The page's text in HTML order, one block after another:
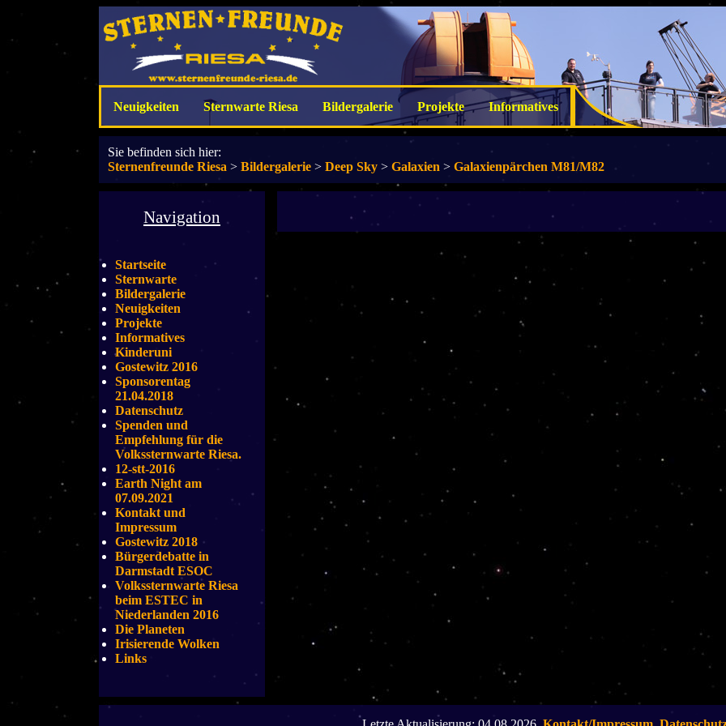
Neuigkeiten Sternwarte Riesa Bildergalerie Projekte Informatives
Sie befinden sich hier:
Sternenfreunde Riesa > Bildergalerie > Deep Sky > Galaxien > Galaxienpärchen M81/M82
Navigation
Startseite
Sternwarte
Bildergalerie
Neuigkeiten
Projekte
Informatives
Kinderuni
Gostewitz 2016
Sponsorentag
21.04.2018
Datenschutz
Spenden und
Empfehlung für die
Volkssternwarte Riesa.
12-stt-2016
Earth Night am
07.09.2021
Kontakt und
Impressum
Gostewitz 2018
Bürgerdebatte in
Darmstadt ESOC
Volkssternwarte Riesa
beim ESTEC in
Niederlanden 2016
Die Planeten
Irisierende Wolken
Links